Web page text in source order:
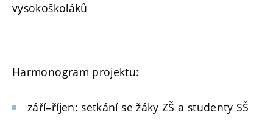
vysokoškoláků
Harmonogram projektu:
září–říjen: setkání se žáky ZŠ a studenty SŠ